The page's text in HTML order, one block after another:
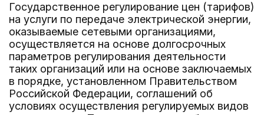
Государственное регулирование цен (тарифов)
на услуги по передаче электрической энергии,
оказываемые сетевыми организациями,
осуществляется на основе долгосрочных
параметров регулирования деятельности
таких организаций или на основе заключаемых
в порядке, установленном Правительством
Российской Федерации, соглашений об
условиях осуществления регулируемых видов